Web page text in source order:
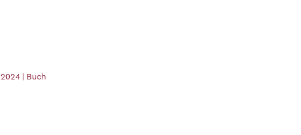
2024 | Buch